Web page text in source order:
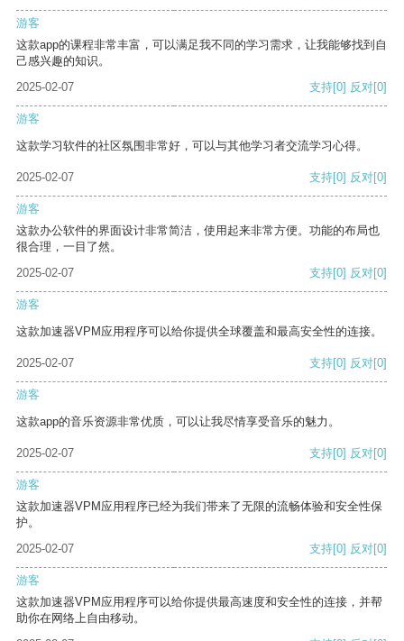
游客
这款app的课程非常丰富，可以满足我不同的学习需求，让我能够找到自
己感兴趣的知识。
2025-02-07
支持[0] 反对[0]
游客
这款学习软件的社区氛围非常好，可以与其他学习者交流学习心得。
2025-02-07 支持[0] 反对[0]
游客
这款办公软件的界面设计非常简洁，使用起来非常方便。功能的布局也
很合理，一目了然。
2025-02-07
支持[0] 反对[0]
游客
这款加速器VPM应用程序可以给你提供全球覆盖和最高安全性的连接。
2025-02-07 支持[0] 反对[0]
游客
这款app的音乐资源非常优质，可以让我尽情享受音乐的魅力。
2025-02-07 支持[0] 反对[0]
游客
这款加速器VPM应用程序已经为我们带来了无限的流畅体验和安全性保
护。
2025-02-07
支持[0] 反对[0]
游客
这款加速器VPM应用程序可以给你提供最高速度和安全性的连接，并帮
助你在网络上自由移动。